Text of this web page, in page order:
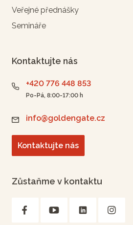
Veřejné přednášky
Semináře
Kontaktujte nás
+420 776 448 853
Po-Pá, 8:00-17:00 h
info@goldengate.cz
Kontaktujte nás
Zůstaňme v kontaktu